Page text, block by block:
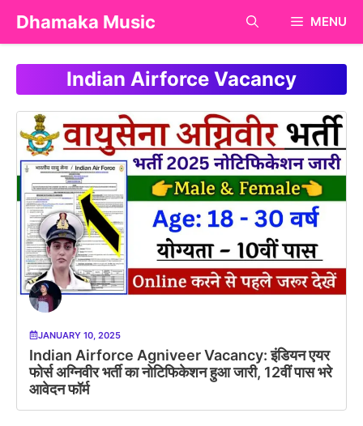
Skip
content
Dhamaka Music MENU
Indian Airforce Vacancy
JANUARY 10, 2025
Indian Airforce Agniveer Vacancy: इंडियन एयर
फोर्स अग्निवीर भर्ती का नोटिफिकेशन हुआ जारी, 12वीं पास भरे
आवेदन फॉर्म